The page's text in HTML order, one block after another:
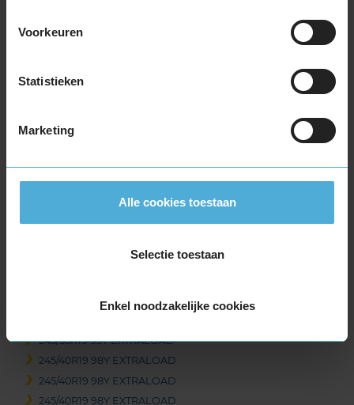
Voorkeuren
Statistieken
Marketing
Alle cookies toestaan
Selectie toestaan
Enkel noodzakelijke cookies
245/40R18 97Y EXTRALOAD
285/30R18 97Y EXTRALOAD
225/35R19 88Y EXTRALOAD
225/40R19 93Y EXTRALOAD
235/40R19 96Y EXTRALOAD
235/45R19 95Y
245/35R19 93Y EXTRALOAD
245/40R19 98Y EXTRALOAD
245/40R19 98Y EXTRALOAD
245/40R19 98Y EXTRALOAD